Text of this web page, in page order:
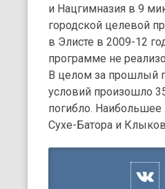
и Нацгимназия в 9
городской целевой
в Элисте в 2009-12
программе не
В целом за прошлый
условий произошло
погибло. Наибольшее
Сухе-Батора и